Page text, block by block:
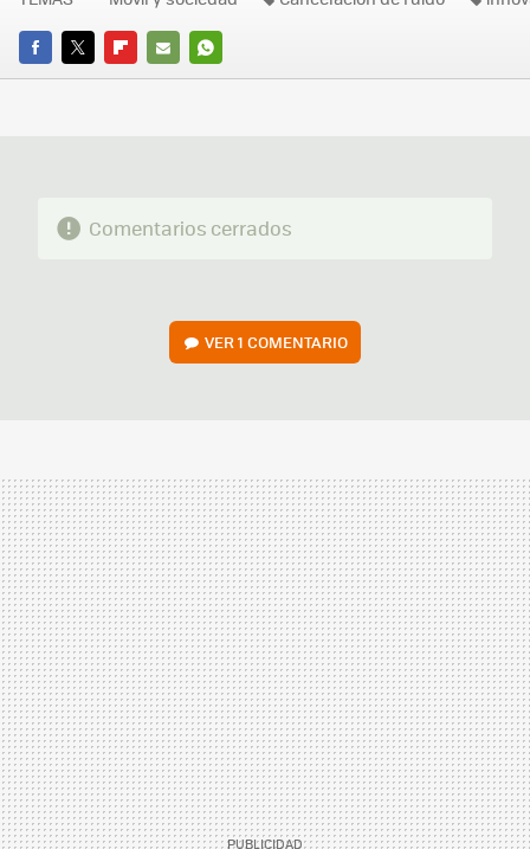
FACEBOOK
TWITTERFLIPBOARD
E-
WHATSAPP
Comentarios cerrados
VER1 COMENTARIO